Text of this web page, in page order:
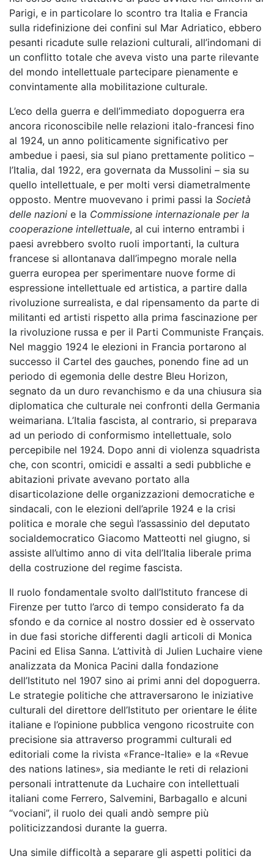
Parigi, e in particolare lo scontro tra Italia e Francia
sulla ridefinizione dei confini sul Mar Adriatico, ebbero
pesanti ricadute sulle relazioni culturali, all’indomani di
un conflitto totale che aveva visto una parte rilevante
del mondo intellettuale partecipare pienamente e
convintamente alla mobilitazione culturale.
L’eco della guerra e dell’immediato dopoguerra era
ancora riconoscibile nelle relazioni italo-francesi fino
al 1924, un anno politicamente significativo per
ambedue i paesi, sia sul piano prettamente politico –
l’Italia, dal 1922, era governata da Mussolini – sia su
quello intellettuale, e per molti versi diametralmente
opposto. Mentre muovevano i primi passi la Società
delle nazioni e la Commissione internazionale per la
cooperazione intellettuale, al cui interno entrambi i
paesi avrebbero svolto ruoli importanti, la cultura
francese si allontanava dall’impegno morale nella
guerra europea per sperimentare nuove forme di
espressione intellettuale ed artistica, a partire dalla
rivoluzione surrealista, e dal ripensamento da parte di
militanti ed artisti rispetto alla prima fascinazione per
la rivoluzione russa e per il Parti Communiste Français.
Nel maggio 1924 le elezioni in Francia portarono al
successo il Cartel des gauches, ponendo fine ad un
periodo di egemonia delle destre Bleu Horizon,
segnato da un duro revanchismo e da una chiusura sia
diplomatica che culturale nei confronti della Germania
weimariana. L’Italia fascista, al contrario, si preparava
ad un periodo di conformismo intellettuale, solo
percepibile nel 1924. Dopo anni di violenza squadrista
che, con scontri, omicidi e assalti a sedi pubbliche e
abitazioni private avevano portato alla
disarticolazione delle organizzazioni democratiche e
sindacali, con le elezioni dell’aprile 1924 e la crisi
politica e morale che seguì l’assassinio del deputato
socialdemocratico Giacomo Matteotti nel giugno, si
assiste all’ultimo anno di vita dell’Italia liberale prima
della costruzione del regime fascista.
Il ruolo fondamentale svolto dall’Istituto francese di
Firenze per tutto l’arco di tempo considerato fa da
sfondo e da cornice al nostro dossier ed è osservato
in due fasi storiche differenti dagli articoli di Monica
Pacini ed Elisa Sanna. L’attività di Julien Luchaire viene
analizzata da Monica Pacini dalla fondazione
dell’Istituto nel 1907 sino ai primi anni del dopoguerra.
Le strategie politiche che attraversarono le iniziative
culturali del direttore dell’Istituto per orientare le élite
italiane e l’opinione pubblica vengono ricostruite con
precisione sia attraverso programmi culturali ed
editoriali come la rivista «France-Italie» e la «Revue
des nations latines», sia mediante le reti di relazioni
personali intrattenute da Luchaire con intellettuali
italiani come Ferrero, Salvemini, Barbagallo e alcuni
“vociani”, il ruolo dei quali andò sempre più
politicizzandosi durante la guerra.
Una simile difficoltà a separare gli aspetti politici da